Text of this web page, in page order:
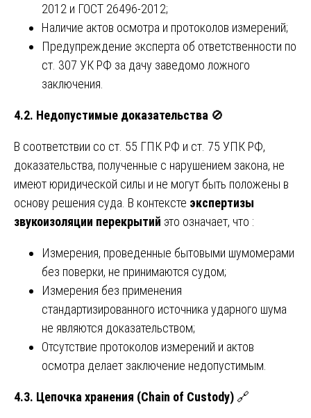
2012 и ГОСТ 26496-2012;
Наличие актов осмотра и протоколов измерений;
Предупреждение эксперта об ответственности по
ст. 307 УК РФ за дачу заведомо ложного
заключения.
4.2. Недопустимые доказательства 🚫
В соответствии со ст. 55 ГПК РФ и ст. 75 УПК РФ,
доказательства, полученные с нарушением закона, не
имеют юридической силы и не могут быть положены в
основу решения суда. В контексте экспертизы
звукоизоляции перекрытий это означает, что :
Измерения, проведенные бытовыми шумомерами
без поверки, не принимаются судом;
Измерения без применения
стандартизированного источника ударного шума
не являются доказательством;
Отсутствие протоколов измерений и актов
осмотра делает заключение недопустимым.
4.3. Цепочка хранения (Chain of Custody) 🔗